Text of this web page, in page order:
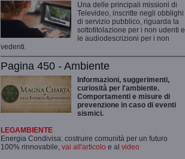
Una delle principali missioni di
Televideo, inscritte negli obblighi
di servizio pubblico, riguarda la
sottotitolazione per i non udenti e
le audiodescrizioni per i non
vedenti.
Pagina 450 - Ambiente
Informazioni, suggerimenti,
curiosità per l'ambiente.
Comportamenti e misure di
prevenzione in caso di eventi
sismici.
LEGAMBIENTE
Energia Condivisa: costruire comunità per un futuro
100% rinnovabile, vai all'articolo e al video